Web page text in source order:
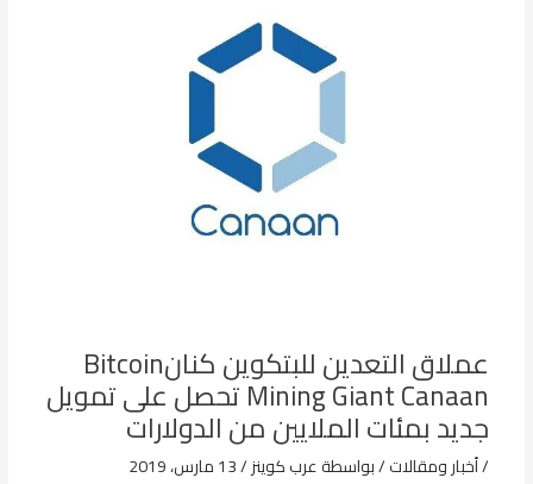
عملاق التعدين للبتكوين كنانBitcoin
Mining Giant Canaan تحصل على تمويل
جديد بمئات الملايين من الدولارات
/أخبار ومقالات/ بواسطةعرب كوينز/13 مارس، 2019